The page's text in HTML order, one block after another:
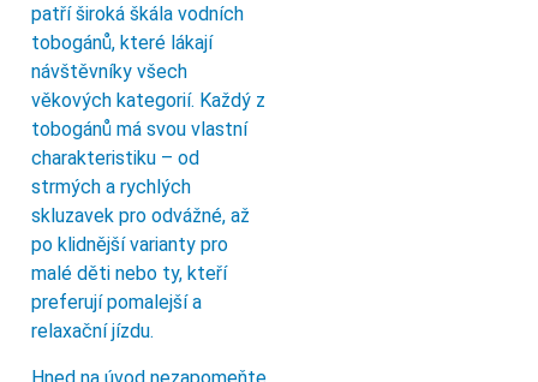
patří široká škála vodních
tobogánů, které lákají
návštěvníky všech
věkových kategorií. Každý z
tobogánů má svou vlastní
charakteristiku – od
strmých a rychlých
skluzavek pro odvážné, až
po klidnější varianty pro
malé děti nebo ty, kteří
preferují pomalejší a
relaxační jízdu.
Hned na úvod nezapomeňte